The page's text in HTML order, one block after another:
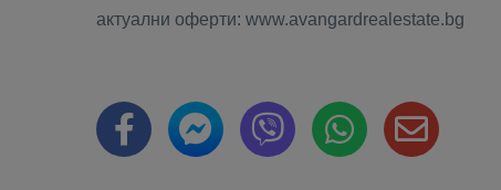
актуални оферти: www.avangardrealestate.bg